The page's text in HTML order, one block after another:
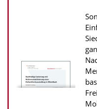
s
z
u
r
P
u
b